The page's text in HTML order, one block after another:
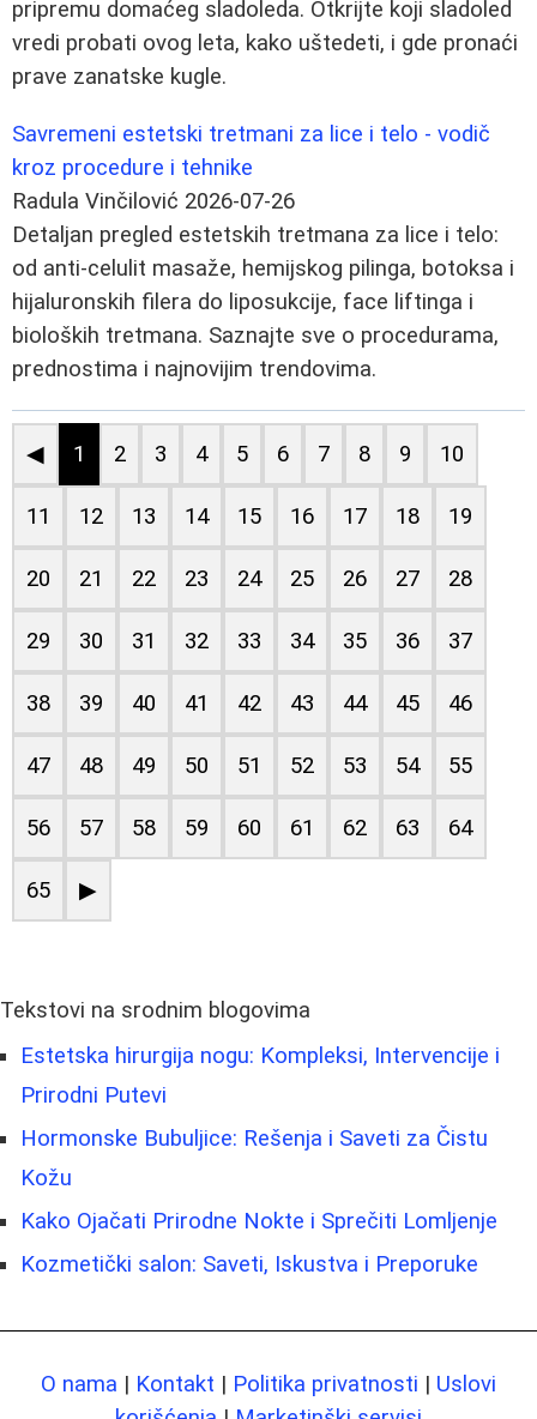
pripremu domaćeg sladoleda. Otkrijte koji sladoled
vredi probati ovog leta, kako uštedeti, i gde pronaći
prave zanatske kugle.
Savremeni estetski tretmani za lice i telo - vodič
kroz procedure i tehnike
Radula Vinčilović 2026-07-26
Detaljan pregled estetskih tretmana za lice i telo:
od anti-celulit masaže, hemijskog pilinga, botoksa i
hijaluronskih filera do liposukcije, face liftinga i
bioloških tretmana. Saznajte sve o procedurama,
prednostima i najnovijim trendovima.
◀ 1 2 3 4 5 6 7 8 9 10
11 12 13 14 15 16 17 18 19
20 21 22 23 24 25 26 27 28
29 30 31 32 33 34 35 36 37
38 39 40 41 42 43 44 45 46
47 48 49 50 51 52 53 54 55
56 57 58 59 60 61 62 63 64
65 ▶
Tekstovi na srodnim blogovima
Estetska hirurgija nogu: Kompleksi, Intervencije i
Prirodni Putevi
Hormonske Bubuljice: Rešenja i Saveti za Čistu
Kožu
Kako Ojačati Prirodne Nokte i Sprečiti Lomljenje
Kozmetički salon: Saveti, Iskustva i Preporuke
O nama | Kontakt | Politika privatnosti | Uslovi